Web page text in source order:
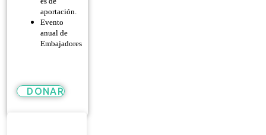
aportación.
Evento
anual de
Embajadores
DONAR